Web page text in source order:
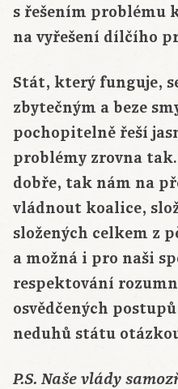
s řešením problému
na vyřešení dílčího
Stát, který funguje,
zbytečným a beze
pochopitelně řeší
problémy zrovna
dobře, tak nám na
vládnout koalice,
složených celkem z
a možná i pro naši
respektování
osvědčených
neduhů státu
P.S. Naše vlády